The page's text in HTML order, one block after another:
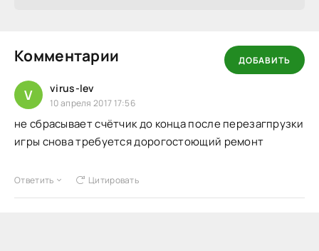
Комментарии ДОБАВИТЬ
V virus-lev
10 апреля 2017 17:56
не сбрасывает счётчик до конца после перезагпрузки
игры снова требуется дорогостоющий ремонт
Ответить Цитировать